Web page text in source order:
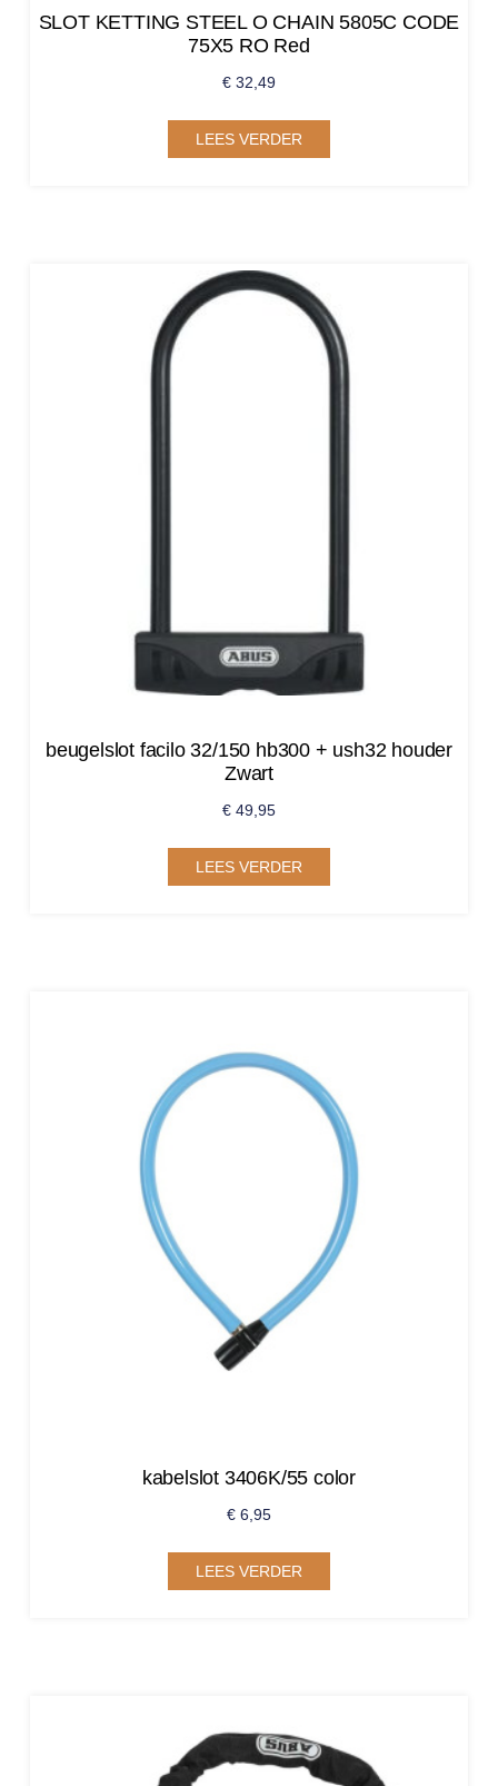
SLOT KETTING STEEL O CHAIN 5805C CODE
75X5 RO Red
€ 32,49
LEES VERDER
beugelslot facilo 32/150 hb300 + ush32 houder
Zwart
€ 49,95
LEES VERDER
kabelslot 3406K/55 color
€ 6,95
LEES VERDER